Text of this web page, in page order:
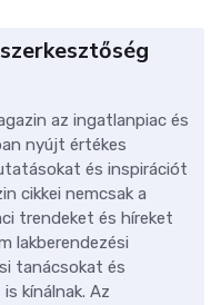
az ingatlanpiac és
nyújt értékes
és inspirációt
cikkei nemcsak a
trendeket és híreket
lakberendezési
tanácsokat és
kínálnak. Az